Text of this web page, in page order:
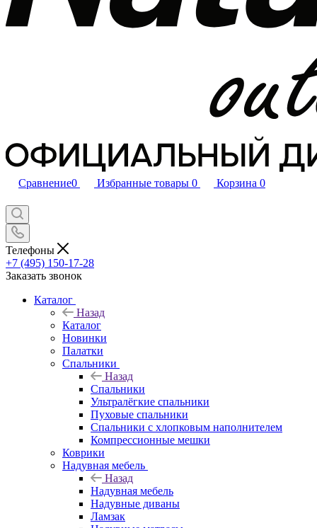
Сравнение0 Избранные товары 0 Корзина 0
Телефоны
+7 (495) 150-17-28
Заказать звонок
Каталог
Назад
Каталог
Новинки
Палатки
Спальники
Назад
Спальники
Ультралёгкие спальники
Пуховые спальники
Спальники с хлопковым наполнителем
Компрессионные мешки
Коврики
Надувная мебель
Назад
Надувная мебель
Надувные диваны
Ламзак